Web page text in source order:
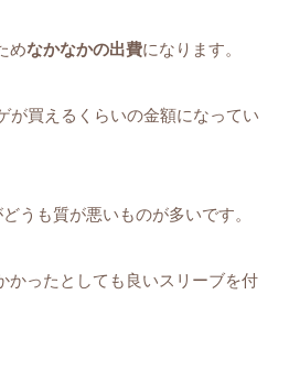
めなかなかの出費になります。
が買えるくらいの金額になってい
うも質が悪いものが多いです。
かったとしても良いスリーブを付